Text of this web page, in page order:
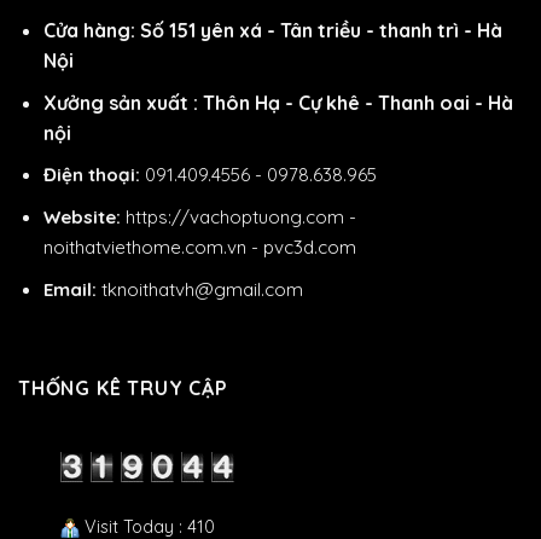
Cửa hàng: Số 151 yên xá - Tân triều - thanh trì - Hà
Nội
Xưởng sản xuất : Thôn Hạ - Cự khê - Thanh oai - Hà
nội
Điện thoại: 091.409.4556 - 0978.638.965
Website: https://vachoptuong.com -
noithatviethome.com.vn - pvc3d.com
Email: tknoithatvh@gmail.com
THỐNG KÊ TRUY CẬP
Visit Today : 410